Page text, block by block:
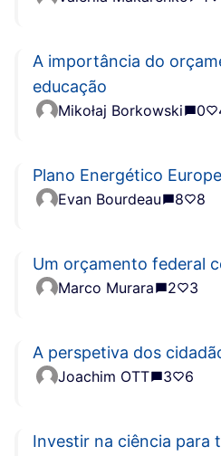
A importância do
educação
Mikołaj Borkowski 0
Plano Energético
Evan Bourdeau 8 8
Um orçamento federal
Marco Murara 2 3
A perspetiva dos
Joachim OTT 3 6
Investir na ciência para